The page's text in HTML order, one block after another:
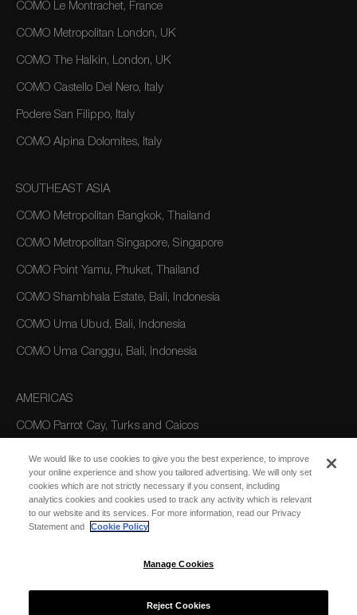
COMO Le Montrachet, France
COMO Metropolitan London, UK
COMO The Halkin, London, UK
COMO Castello Del Nero, Italy
Podere San Filippo, Italy
COMO Alpina Dolomites, Italy
SOUTHEAST ASIA
COMO Metropolitan Bangkok, Thailand
COMO Metropolitan Singapore, Singapore
COMO Point Yamu, Phuket, Thailand
COMO Shambhala Estate, Bali, Indonesia
COMO Uma Ubud, Bali, Indonesia
COMO Uma Canggu, Bali, Indonesia
AMERICAS
COMO Parrot Cay, Turks and Caicos
AUSTRALIA/OCEANIA
COMO The Treasury, Perth
We would like to use cookies to give you the best experience, to improve
your online experience and show you tailored advertising. We will only set
cookies which are not strictly necessary if you consent, including
analytics cookies and cookies used to track any activity which is relevant
to our website and its services. For more information, read our Privacy
Statement and
Cookie Policy
Manage Cookies
Reject Cookies